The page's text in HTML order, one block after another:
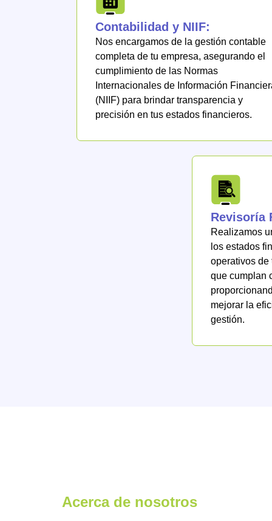
Contabilidad y NIIF:
Nos encargamos de la gestión contable
completa de tu empresa, asegurando el
cumplimiento de las Normas
Internacionales de Información
(NIIF) para brindar transparencia y
precisión en tus estados financieros.
Revisoría
Realizamos
los estados
operativos de
que cumplan
mejorar la
gestión.
Acerca de nosotros